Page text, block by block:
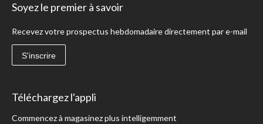
Soyez le premier à savoir
Recevez votre prospectus hebdomadaire directement par e-mail
S'inscrire
Téléchargez l'appli
Commencez à magasinez plus intelligemment